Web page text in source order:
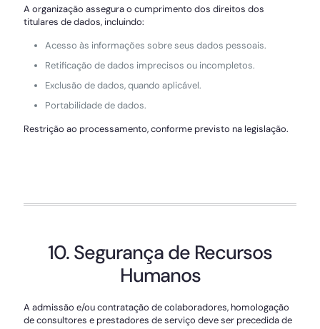
A organização assegura o cumprimento dos direitos dos
titulares de dados, incluindo:
Acesso às informações sobre seus dados pessoais.
Retificação de dados imprecisos ou incompletos.
Exclusão de dados, quando aplicável.
Portabilidade de dados.
Restrição ao processamento, conforme previsto na legislação.
10. Segurança de Recursos
Humanos
A admissão e/ou contratação de colaboradores, homologação
de consultores e prestadores de serviço deve ser precedida de